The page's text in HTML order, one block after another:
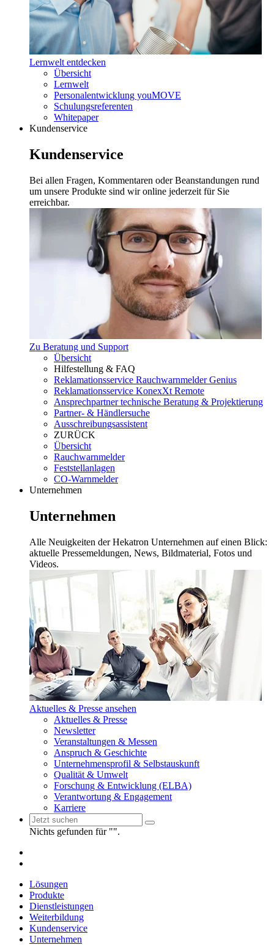
Lernwelt entdecken
Übersicht
Lernwelt
Personalentwicklung youMOVE
Schulungsreferenten
Whitepaper
Kundenservice
Kundenservice
Bei allen Fragen, Kommentaren oder Beanstandungen rund
um unsere Produkte sind wir online jederzeit für Sie
erreichbar.
Zu Beratung und Support
Übersicht
Hilfestellung & FAQ
Reklamationsservice Rauchwarnmelder Genius
Reklamationsservice KonexXt Remote
Ansprechpartner technische Beratung & Projektierung
Partner- & Händlersuche
Ausschreibungsassistent
ZURÜCK
Übersicht
Rauchwarnmelder
Feststellanlagen
CO-Warnmelder
Unternehmen
Unternehmen
Alle Neuigkeiten der Hekatron Unternehmen auf einen Blick:
aktuelle Pressemeldungen, News, Bildmaterial, Fotos und
Videos.
Aktuelles & Presse ansehen
Aktuelles & Presse
Newsletter
Veranstaltungen & Messen
Anspruch & Geschichte
Unternehmensprofil & Selbstauskunft
Qualität & Umwelt
Forschung & Entwicklung (ELBA)
Verantwortung & Engagement
Karriere
Nichts gefunden für "".
Lösungen
Produkte
Dienstleistungen
Weiterbildung
Kundenservice
Unternehmen